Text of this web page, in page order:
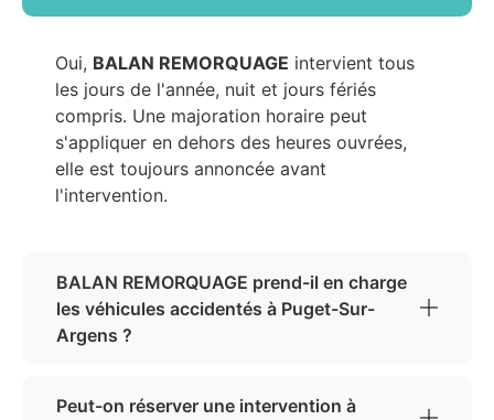
Oui, BALAN REMORQUAGE intervient tous
les jours de l'année, nuit et jours fériés
compris. Une majoration horaire peut
s'appliquer en dehors des heures ouvrées,
elle est toujours annoncée avant
l'intervention.
BALAN REMORQUAGE prend-il en charge
les véhicules accidentés à Puget-Sur-
Argens ?
Peut-on réserver une intervention à